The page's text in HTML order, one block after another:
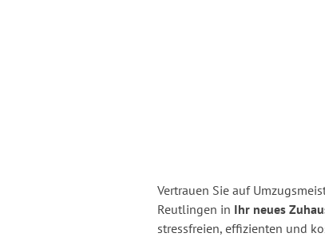
Vertrauen Sie auf
Reutlingen in Ihr neues
stressfreien, effizienten und